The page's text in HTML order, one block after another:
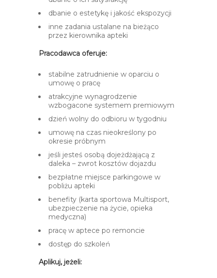
dbanie o estetykę i jakość ekspozycji​
inne zadania ustalane na bieżąco
przez kierownika apteki
Pracodawca oferuje:
stabilne zatrudnienie w oparciu o
umowę o pracę
atrakcyjne wynagrodzenie
wzbogacone systemem premiowym
dzień wolny do odbioru w tygodniu
umowę na czas nieokreślony po
okresie próbnym
jeśli jesteś osobą dojeżdżającą z
daleka – zwrot kosztów dojazdu
bezpłatne miejsce parkingowe w
pobliżu apteki
benefity (karta sportowa Multisport,
ubezpieczenie na życie, opieka
medyczna)
pracę w aptece po remoncie
dostęp do szkoleń
Aplikuj, jeżeli: